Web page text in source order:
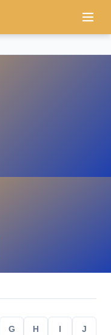
G H I J